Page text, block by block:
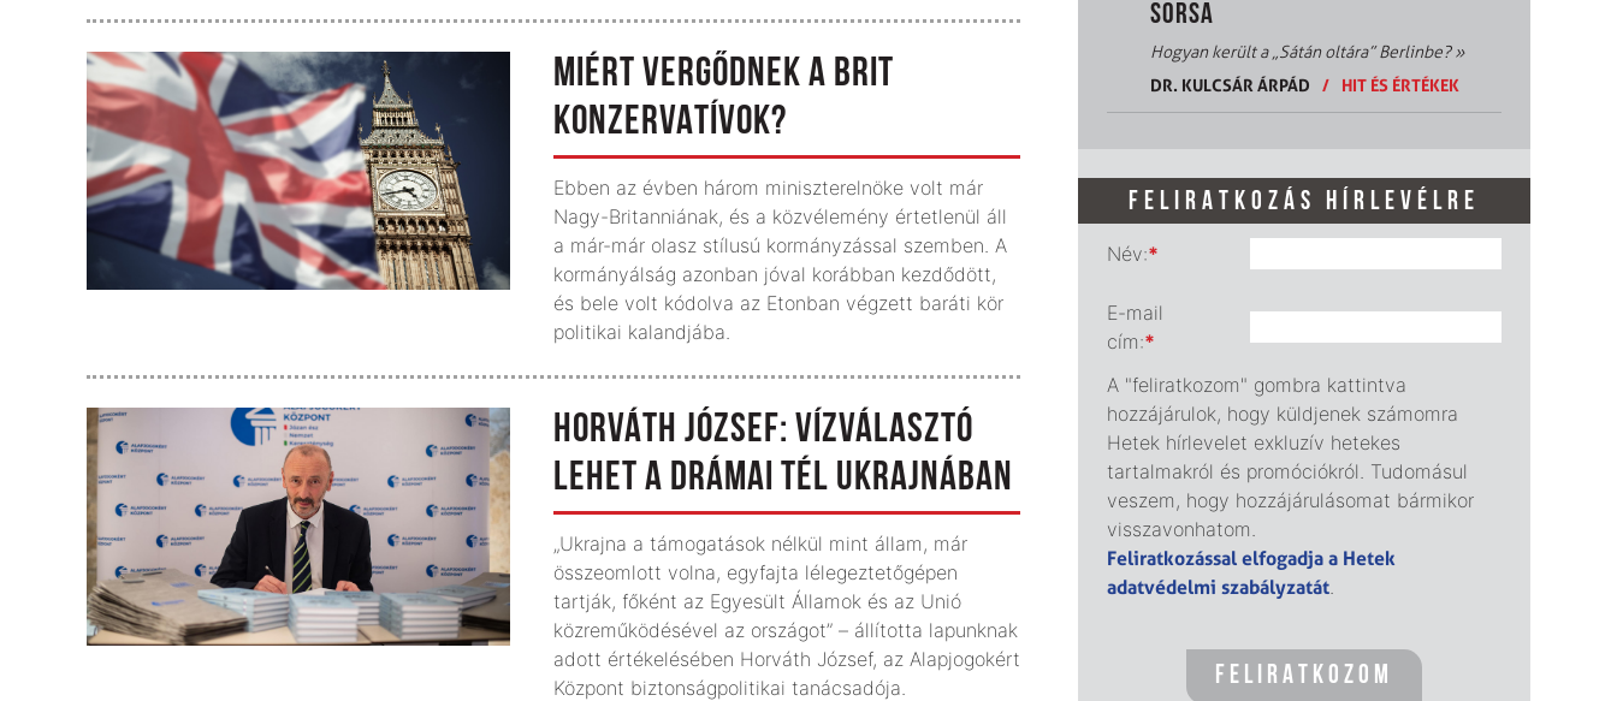
MIÉRT VERGŐDNEK A BRIT
KONZERVATÍVOK?
Ebben az évben három miniszterelnöke volt már
Nagy-Britanniának, és a közvélemény értetlenül áll
a már-már olasz stílusú kormányzással szemben. A
kormányálság azonban jóval korábban kezdődött,
és bele volt kódolva az Etonban végzett baráti kör
politikai kalandjába.
HORVÁTH JÓZSEF: VÍZVÁLASZTÓ
LEHET A DRÁMAI TÉL UKRAJNÁBAN
„Ukrajna a támogatások nélkül mint állam, már
összeomlott volna, egyfajta lélegeztetőgépen
tartják, főként az Egyesült Államok és az Unió
közreműködésével az országot” – állította lapunknak
adott értékelésében Horváth József, az Alapjogokért
Központ biztonságpolitikai tanácsadója.
SORSA
Hogyan került a „Sátán oltára” Berlinbe?»
DR. KULCSÁR ÁRPÁD
/ HIT ÉS ÉRTÉKEK
FELIRATKOZÁS HÍRLEVÉLRE
Név:*
E-mail
cím:*
A "feliratkozom" gombra kattintva
hozzájárulok, hogy küldjenek számomra
Hetek hírlevelet exkluzív hetekes
tartalmakról és promóciókról. Tudomásul
veszem, hogy hozzájárulásomat bármikor
visszavonhatom.
Feliratkozással elfogadja a Hetek
adatvédelmi szabályzatát.